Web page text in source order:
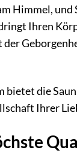
Himmel,
Ihren
der
die
Ihrer